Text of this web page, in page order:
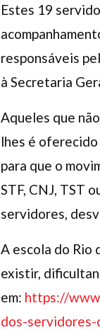
Estes 19
responsáveis
à Secretaria
Aqueles que
lhes é
para que o
STF, CNJ, TST
servidores,
A escola do Rio
existir,
em: https://
dos-